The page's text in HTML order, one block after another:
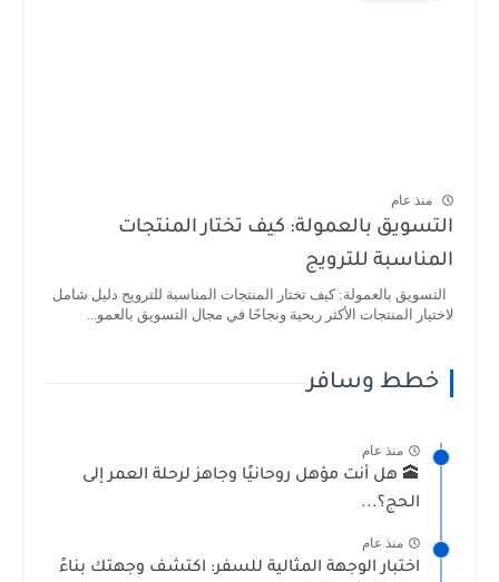
منذ عام
التسويق بالعمولة: كيف تختار المنتجات
المناسبة للترويج
التسويق بالعمولة: كيف تختار المنتجات المناسبة للترويج دليل شامل
لاختيار المنتجات الأكثر ربحية ونجاحًا في مجال التسويق بالعمو...
خطط وسافر
منذ عام
🕋 هل أنت مؤهل روحانيًا وجاهز لرحلة العمر إلى
الحج؟...
منذ عام
اختبار الوجهة المثالية للسفر: اكتشف وجهتك بناءً